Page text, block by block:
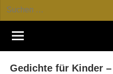
GEDICHT
blog
Forum
von
DAS
Suchen
Gedichte für Kinder